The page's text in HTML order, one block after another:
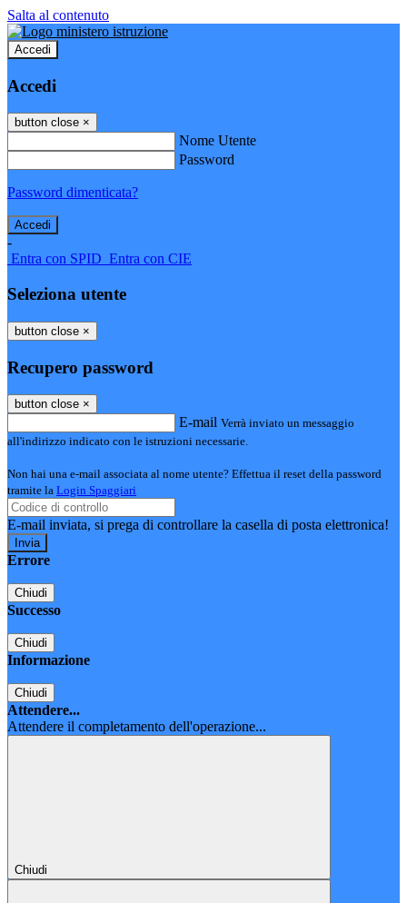
Salta al contenuto
Accedi
Accedi
button close ×
Nome Utente
Password
Password dimenticata?
-
Entra con SPID Entra con CIE
Seleziona utente
button close ×
Recupero password
button close ×
E-mail Verrà inviato un messaggio
all'indirizzo indicato con le istruzioni necessarie.
Non hai una e-mail associata al nome utente? Effettua il reset della password
tramite la Login Spaggiari
E-mail inviata, si prega di controllare la casella di posta elettronica!
Errore
Chiudi
Successo
Chiudi
Informazione
Chiudi
Attendere...
Attendere il completamento dell'operazione...
Chiudi